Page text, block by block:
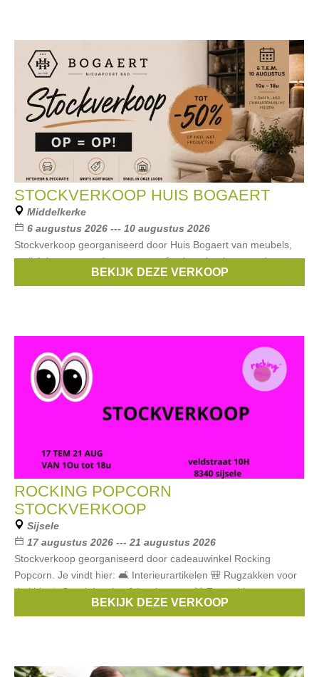
STOCKVERKOOP HUIS BOGAERT
Middelkerke
6 augustus 2026 --- 10 augustus 2026
Stockverkoop georganiseerd door Huis Bogaert van meubels,
verlichting, accessoires en meer. Je shopt heel wat producten
aan kortingen tot -50%.BEKIJK DEZE VERKOOP
ROCKING POPCORN
STOCKVERKOOP
Sijsele
17 augustus 2026 --- 21 augustus 2026
Stockverkoop georganiseerd door cadeauwinkel Rocking
Popcorn. Je vindt hier: 🛋️ Interieurartikelen 🎒 Rugzakken voor
de kids 🥪 Snackdoosjes & lunchtassen 🎽 Turnzakken ✏️
BEKIJK DEZE VERKOOP